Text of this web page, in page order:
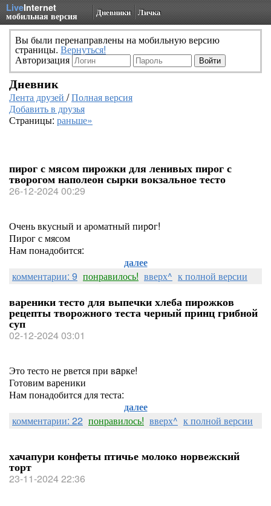
LiveInternet
мобильная версия Дневники Личка
Вы были перенаправлены на мобильную версию
страницы. Вернуться!
Авторизация
Дневник
Лента друзей /Полная версия
Добавить в друзья
Страницы: раньше»
пирог с мясом пирожки для ленивых пирог с
творогом наполеон сырки вокзальное тесто
26-12-2024 00:29
Очень вкусный и ароматный пирoг!
Пирог с мясом
Нам понадобится:
далее
комментарии: 9 понравилось! вверх^ к полной версии
вареники тесто для выпечки хлеба пирожков
рецепты творожного теста черный принц грибной
суп
02-12-2024 03:01
Это тесто не рвется при вaрке!
Готовим вареники
Нам понадобится для теста:
далее
комментарии: 22 понравилось! вверх^ к полной версии
хачапури конфеты птичье молоко норвежский
торт
23-11-2024 22:36